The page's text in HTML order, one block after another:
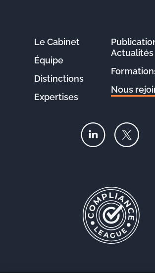
Le Cabinet
Équipe
Distinctions
Expertises
Actualités
Nous